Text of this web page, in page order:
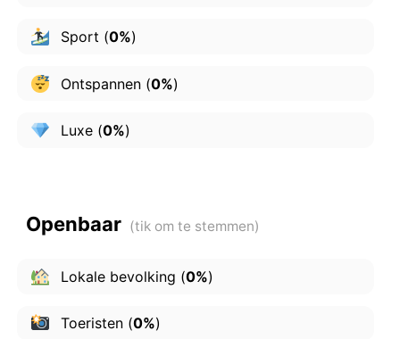
Sport (0%)
Ontspannen(0%)
Luxe(0%)
Openbaar
Lokale bevolking (0%)
Toeristen(0%)